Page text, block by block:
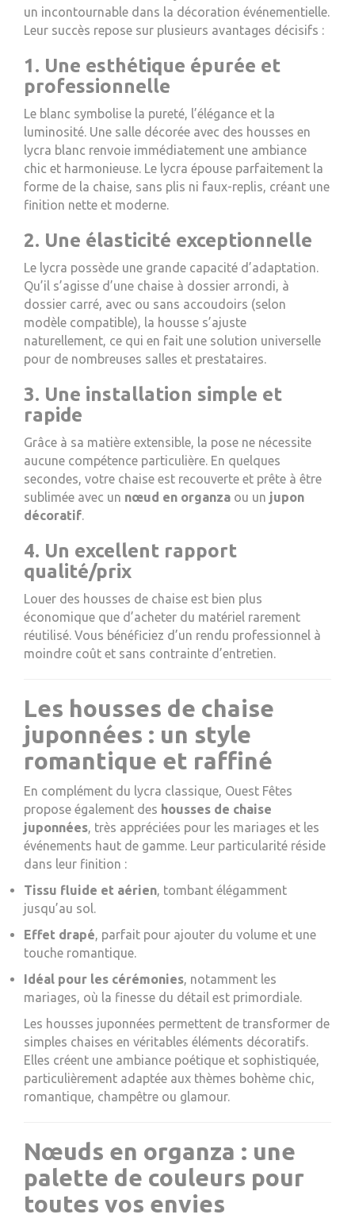
un incontournable dans la décoration événementielle.
Leur succès repose sur plusieurs avantages décisifs :
1. Une esthétique épurée et
professionnelle
Le blanc symbolise la pureté, l’élégance et la
luminosité. Une salle décorée avec des housses en
lycra blanc renvoie immédiatement une ambiance
chic et harmonieuse. Le lycra épouse parfaitement la
forme de la chaise, sans plis ni faux-replis, créant une
finition nette et moderne.
2. Une élasticité exceptionnelle
Le lycra possède une grande capacité d’adaptation.
Qu’il s’agisse d’une chaise à dossier arrondi, à
dossier carré, avec ou sans accoudoirs (selon
modèle compatible), la housse s’ajuste
naturellement, ce qui en fait une solution universelle
pour de nombreuses salles et prestataires.
3. Une installation simple et
rapide
Grâce à sa matière extensible, la pose ne nécessite
aucune compétence particulière. En quelques
secondes, votre chaise est recouverte et prête à être
sublimée avec un nœud en organza ou un jupon
décoratif.
4. Un excellent rapport
qualité/prix
Louer des housses de chaise est bien plus
économique que d’acheter du matériel rarement
réutilisé. Vous bénéficiez d’un rendu professionnel à
moindre coût et sans contrainte d’entretien.
Les housses de chaise
juponnées : un style
romantique et raffiné
En complément du lycra classique, Ouest Fêtes
propose également des housses de chaise
juponnées, très appréciées pour les mariages et les
événements haut de gamme. Leur particularité réside
dans leur finition :
Tissu fluide et aérien, tombant élégamment
jusqu’au sol.
Effet drapé, parfait pour ajouter du volume et une
touche romantique.
Idéal pour les cérémonies, notamment les
mariages, où la finesse du détail est primordiale.
Les housses juponnées permettent de transformer de
simples chaises en véritables éléments décoratifs.
Elles créent une ambiance poétique et sophistiquée,
particulièrement adaptée aux thèmes bohème chic,
romantique, champêtre ou glamour.
Nœuds en organza : une
palette de couleurs pour
toutes vos envies